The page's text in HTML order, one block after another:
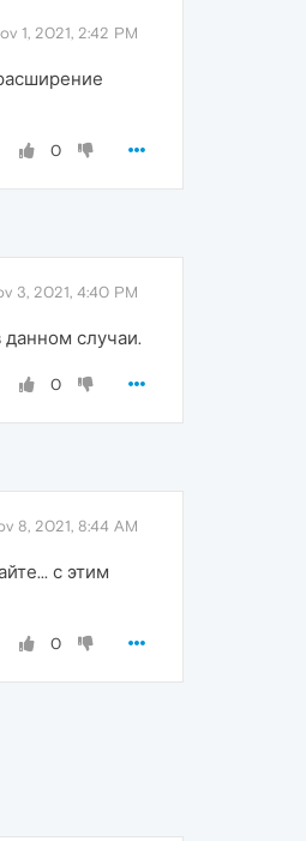
1, 2021, 2:42 PM
0
3, 2021, 4:40 PM
случаи.
0
8, 2021, 8:44 AM
с этим
0